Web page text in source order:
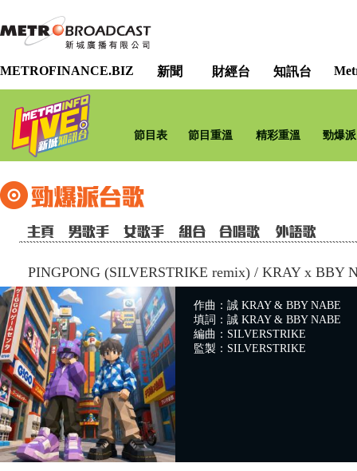
METROFINANCE.BIZ 新聞 財經台 知訊台
節目表 節目重溫 精彩重溫 勁爆
PINGPONG (SILVERSTRIKE remix) / KRAY x BBY
作曲：誠 KRAY & BBY NABE
填詞：誠 KRAY & BBY NABE
編曲：SILVERSTRIKE
監製：SILVERSTRIKE